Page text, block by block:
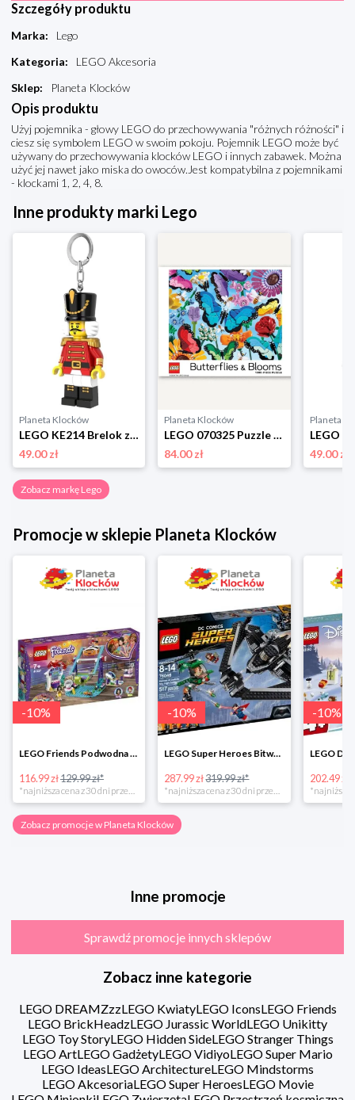
Szczegóły produktu
Marka:
Lego
Kategoria:
LEGO Akcesoria
Sklep: Planeta Klocków
Opis produktu
Użyj pojemnika - głowy LEGO do przechowywania "różnych różności" i
ciesz się symbolem LEGO w swoim pokoju. Pojemnik LEGO może być
używany do przechowywania klocków LEGO i innych zabawek. Można
użyć jej nawet jako miska do owoców.Jest kompatybilna z pojemnikami
- klockami 1, 2, 4, 8.
Inne produkty marki Lego
Planeta Klocków
LEGO KE214 Brelok z latarką Dziadek do orzechów Lego
49.00 zł
Planeta Klocków
LEGO 070325 Puzzle Butterflies & Blooms (1000 elementów) Lego
84.00 zł
Planeta
49.00 zł
Zobacz markę Lego
Promocje w sklepie Planeta Klocków
-10%
LEGO Friends Podwodna Frajda w super cenie
116.99 zł129.99 zł*
*najniższa cena z 30 dni przed obniżką
-10%
LEGO Super Heroes Bitwa powietrzna w super cenie
287.99 zł319.99 zł*
*najniższa cena z 30 dni przed obniżką
-10%
202.49 zł
Zobacz promocje w Planeta Klocków
Inne promocje
Sprawdź promocje innych sklepów
Zobacz inne kategorie
LEGO DREAMZzzLEGO KwiatyLEGO IconsLEGO Friends
LEGO BrickHeadzLEGO Jurassic WorldLEGO Unikitty
LEGO Toy StoryLEGO Hidden SideLEGO Stranger Things
LEGO ArtLEGO GadżetyLEGO VidiyoLEGO Super Mario
LEGO IdeasLEGO ArchitectureLEGO Mindstorms
LEGO AkcesoriaLEGO Super HeroesLEGO Movie